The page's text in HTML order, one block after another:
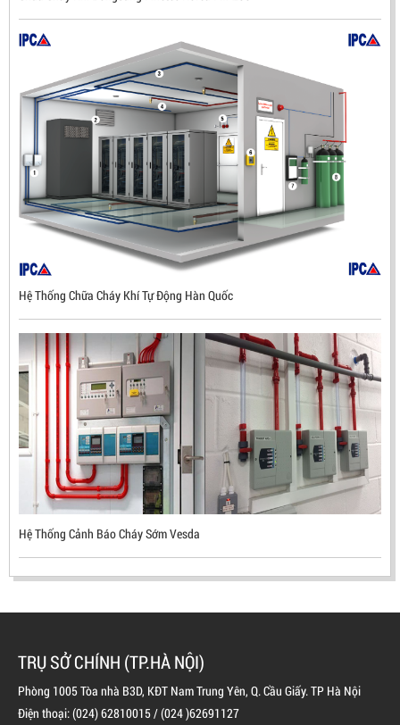
ĐẦU BÁO LỬA CHỐNG NỔ UV/IR- UX300 –
MEKASENTRON KOREA
LIÊN HỆ
Mã sản phẩm: UX300
Hệ Thống Chữa Cháy Khí Tự Động Hàn Quốc
Hệ Thống Cảnh Báo Cháy Sớm Vesda
TRỤ SỞ CHÍNH (TP.HÀ NỘI)
Phòng 1005 Tòa nhà B3D, KĐT Nam Trung Yên, Q. Cầu Giấy. TP Hà Nội
Điện thoại: (024) 62810015 / (024 )62691127